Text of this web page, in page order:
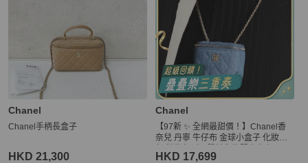
Chanel
Chanel手柄長盒子
HKD 21,300
Chanel
【97新 ✨ 全網最甜價！】Chanel香
奈兒 丹寧 牛仔布 金球小盒子 化妝盒
HKD 17,699